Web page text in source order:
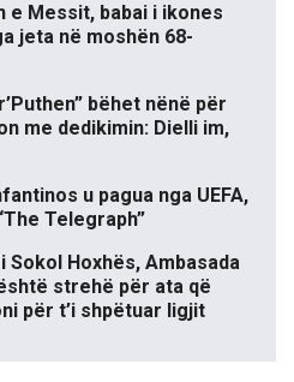
e Messit, babai i ikones
jeta në moshën 68-
bëhet nënë për
me dedikimin: Dielli im,
u pagua nga UEFA,
Telegraph”
Sokol Hoxhës, Ambasada
strehë për ata që
për t’i shpëtuar ligjit